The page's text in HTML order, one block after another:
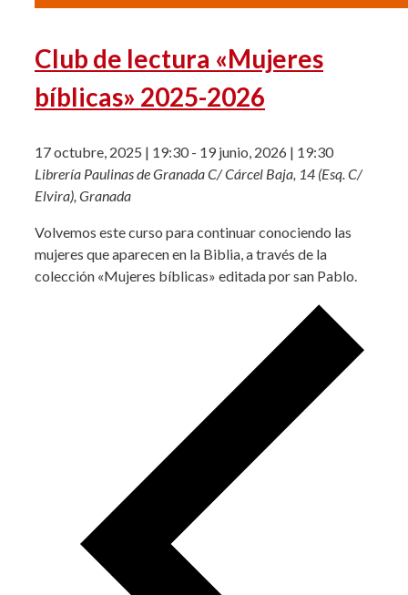
Club de lectura «Mujeres
bíblicas» 2025-2026
17 octubre, 2025 | 19:30- 19 junio, 2026 | 19:30
Librería Paulinas de GranadaC/ Cárcel Baja, 14 (Esq. C/
Elvira), Granada
Volvemos este curso para continuar conociendo las
mujeres que aparecen en la Biblia, a través de la
colección «Mujeres bíblicas» editada por san Pablo.